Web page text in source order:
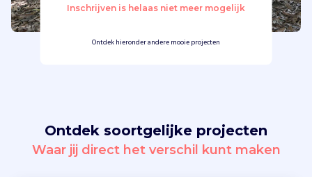
Vrijwilligerswerk
Inloggen
Inschrijven is helaas niet meer mogelijk
Ontdek hieronder andere mooie projecten
Ontdek soortgelijke projecten
Waar jij direct het verschil kunt maken